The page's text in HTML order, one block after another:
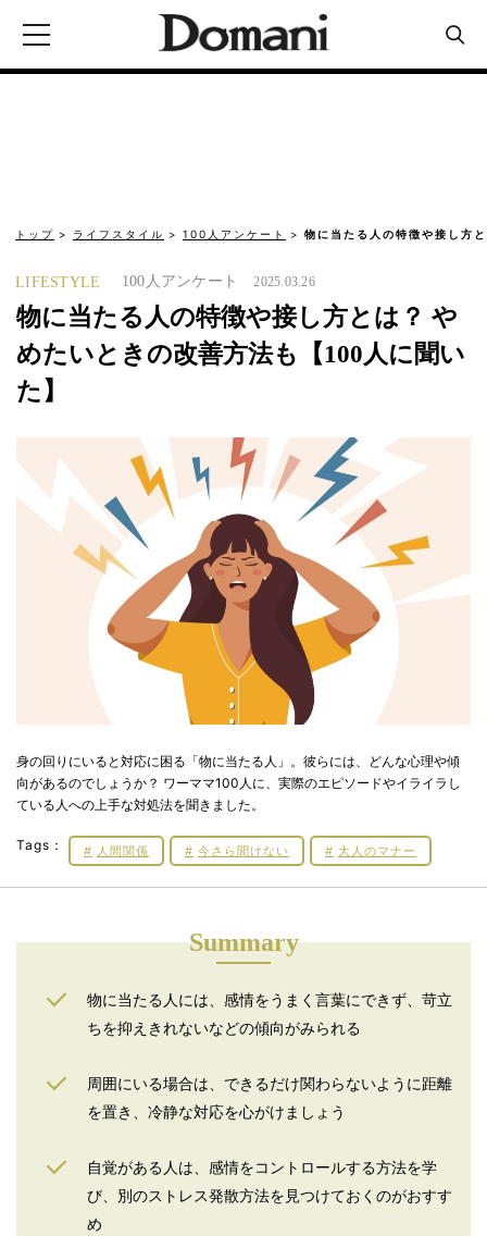
トップ ライフスタイル 100人アンケート 物に当たる人の特徴や接し方
LIFESTYLE 100人アンケート 2025.03.26
物に当たる人の特徴や接し方とは？ や
めたいときの改善方法も【100人に聞い
た】
身の回りにいると対応に困る「物に当たる人」。彼らには、どんな心理や傾
向があるのでしょうか？ ワーママ100人に、実際のエピソードやイライラし
ている人への上手な対処法を聞きました。
Tags： 人間関係 今さら聞けない 大人のマナー
Summary
物に当たる人には、感情をうまく言葉にできず、苛立
ちを抑えきれないなどの傾向がみられる
周囲にいる場合は、できるだけ関わらないように距離
を置き、冷静な対応を心がけましょう
自覚がある人は、感情をコントロールする方法を学
び、別のストレス発散方法を見つけておくのがおすす
め